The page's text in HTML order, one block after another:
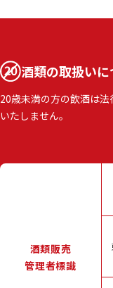
酒類の取扱いに
20歳未満の方の飲酒は
いたしません。
酒類販売
管理者標識